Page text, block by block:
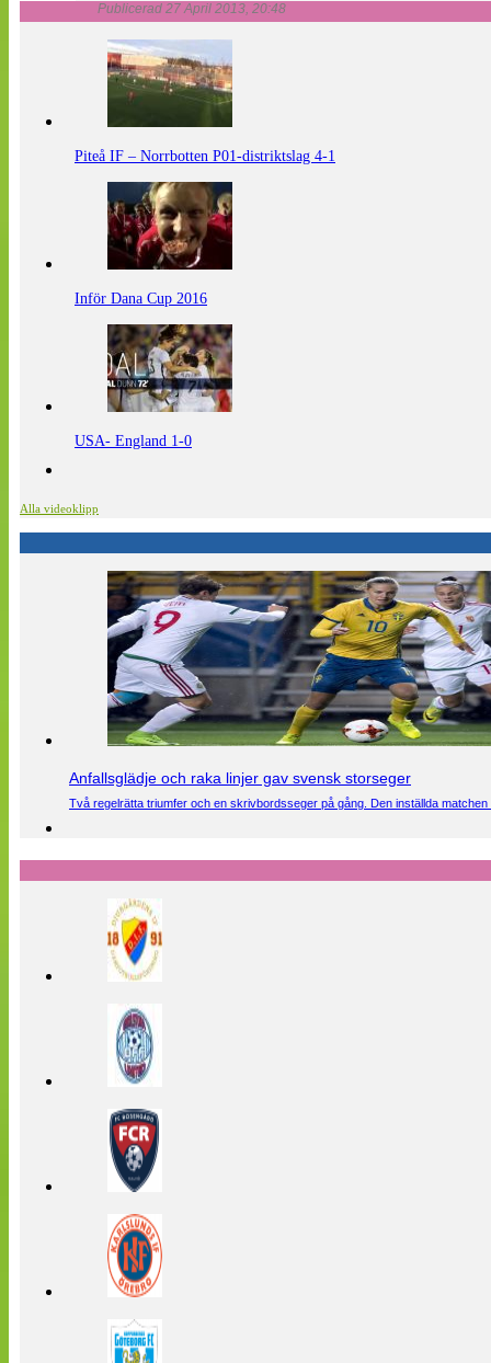
Publicerad 27 April 2013, 20:48
Piteå IF – Norrbotten P01-distriktslag 4-1
Inför Dana Cup 2016
USA- England 1-0
Alla videoklipp
Anfallsglädje och raka linjer gav svensk storseger
Två regelrätta triumfer och en skrivbordsseger på gång. Den inställda